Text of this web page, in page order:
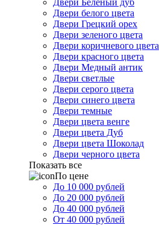
Двери Белёный дуб
Двери белого цвета
Двери Грецкий орех
Двери зеленого цвета
Двери коричневого цвета
Двери красного цвета
Двери Медный антик
Двери светлые
Двери серого цвета
Двери синего цвета
Двери темные
Двери цвета венге
Двери цвета Дуб
Двери цвета Шоколад
Двери черного цвета
Показать все
По цене
До 10 000 рублей
До 20 000 рублей
До 40 000 рублей
От 40 000 рублей